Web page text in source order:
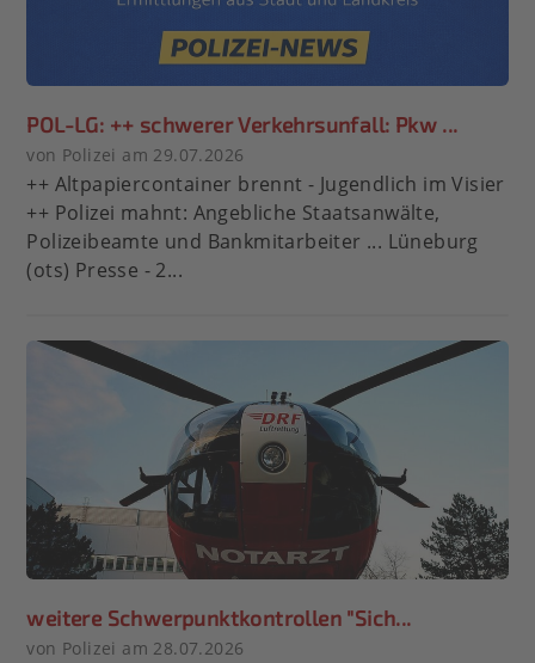
POL-LG: ++ schwerer Verkehrsunfall: Pkw ...
von Polizei am 29.07.2026
++ Altpapiercontainer brennt - Jugendlich im Visier
++ Polizei mahnt: Angebliche Staatsanwälte,
Polizeibeamte und Bankmitarbeiter ... Lüneburg
(ots) Presse - 2...
weitere Schwerpunktkontrollen "Sich...
von Polizei am 28.07.2026